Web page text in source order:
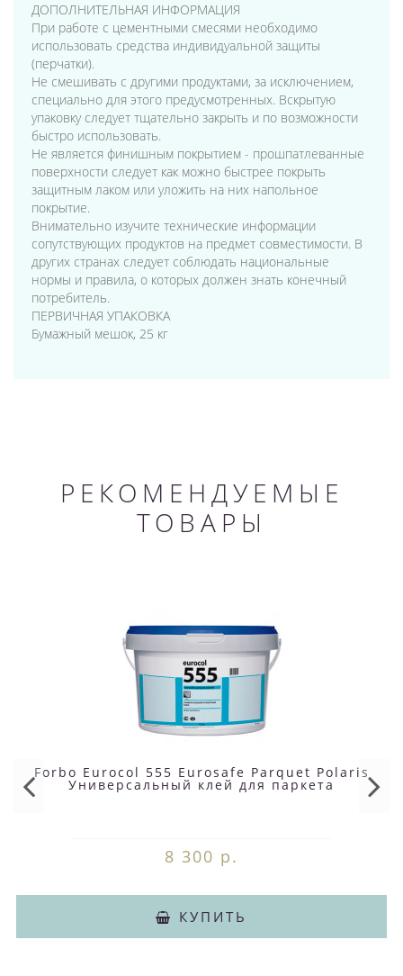
ДОПОЛНИТЕЛЬНАЯ ИНФОРМАЦИЯ
При работе с цементными смесями необходимо
использовать средства индивидуальной защиты
(перчатки).
Не смешивать с другими продуктами, за исключением,
специально для этого предусмотренных. Вскрытую
упаковку следует тщательно закрыть и по возможности
быстро использовать.
Не является финишным покрытием - прошпатлеванные
поверхности следует как можно быстрее покрыть
защитным лаком или уложить на них напольное
покрытие.
Внимательно изучите технические информации
сопутствующих продуктов на предмет совместимости. В
других странах следует соблюдать национальные
нормы и правила, о которых должен знать конечный
потребитель.
ПЕРВИЧНАЯ УПАКОВКА
Бумажный мешок, 25 кг
РЕКОМЕНДУЕМЫЕ
ТОВАРЫ
Forbo Eurocol 555 Eurosafe Parquet Polaris
Универсальный клей для паркета
8 300 р.
КУПИТЬ